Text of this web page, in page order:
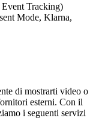
Tracking)
Mode, Klarna,
di mostrarti video o
esterni. Con il
i seguenti servizi